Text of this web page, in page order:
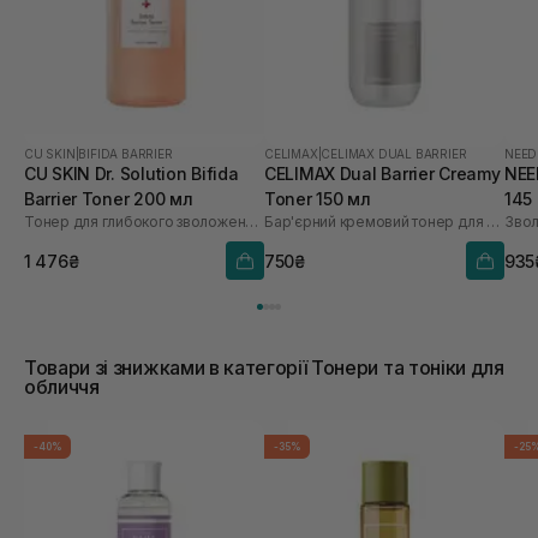
CU SKIN BIFIDA BARRIER
CU SKIN Dr. Solution Bifida
Barrier Toner 200 мл
Тонер для глибокого зволоження з лізатом біфідобактерій 85%
1 476₴
CELIMAX CELIMAX DUAL BARRIER
CELIMAX Dual Barrier Creamy
Toner 150 мл
Бар'єрний кремовий тонер для обличчя
750₴
Товари зі знижками в категорії Тонери та тоніки для
обличчя
-40% -35% -